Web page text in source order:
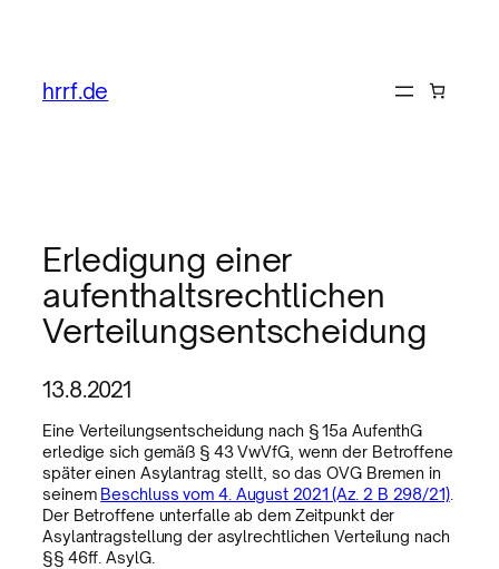
hrrf.de
Erledigung einer
aufenthaltsrechtlichen
Verteilungsentscheidung
13.8.2021
Eine Verteilungsentscheidung nach § 15a AufenthG
erledige sich gemäß § 43 VwVfG, wenn der Betroffene
später einen Asylantrag stellt, so das OVG Bremen in
seinem Beschluss vom 4. August 2021 (Az. 2 B 298/21).
Der Betroffene unterfalle ab dem Zeitpunkt der
Asylantragstellung der asylrechtlichen Verteilung nach
§§ 46ff. AsylG.